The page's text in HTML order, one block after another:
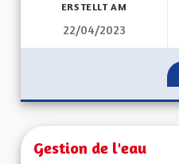
ERSTELLT AM
22/04/2023
Gestion de l'eau